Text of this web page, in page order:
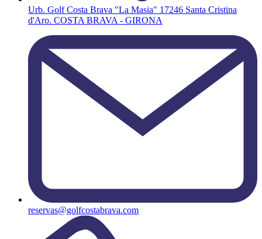
Urb. Golf Costa Brava "La Masia" 17246 Santa Cristina
d'Aro. COSTA BRAVA - GIRONA
reservas@golfcostabrava.com